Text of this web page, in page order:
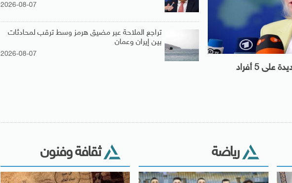
2026-08-07
تراجع الملاحة عبر مضيق هرمز وسط ترقب لمحادثات
بين إيران وعمان
2026-08-07
الاتحاد الأوروبى يفرض عقوبات جديدة على 5 أفراد
ثقافة وفنون رياضة